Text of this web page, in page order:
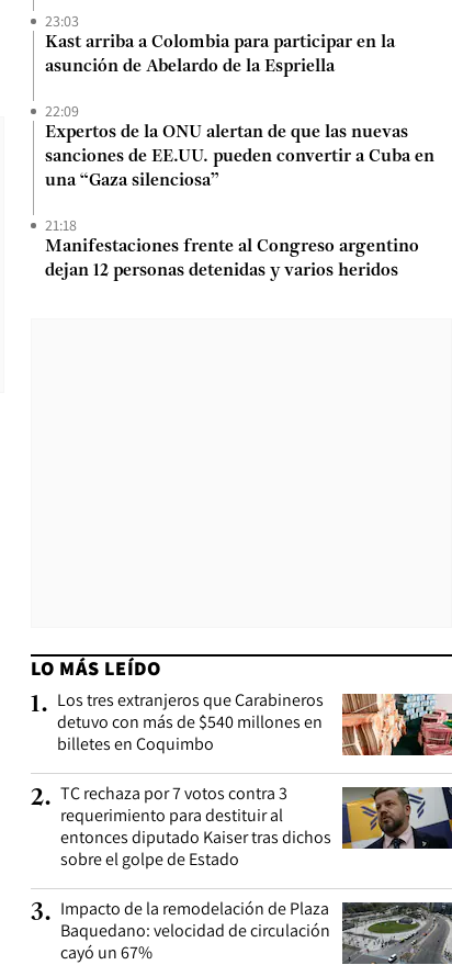
23:03
Kast arriba a Colombia para participar en la
asunción de Abelardo de la Espriella
22:09
Expertos de la ONU alertan de que las nuevas
sanciones de EE.UU. pueden convertir a Cuba en
una “Gaza silenciosa”
21:18
Manifestaciones frente al Congreso argentino
dejan 12 personas detenidas y varios heridos
LO MÁS LEÍDO
1. Los tres extranjeros que Carabineros
detuvo con más de $540 millones en
billetes en Coquimbo
2. TC rechaza por 7 votos contra 3
requerimiento para destituir al
entonces diputado Kaiser tras dichos
sobre el golpe de Estado
3. Impacto de la remodelación de Plaza
Baquedano: velocidad de circulación
cayó un 67%